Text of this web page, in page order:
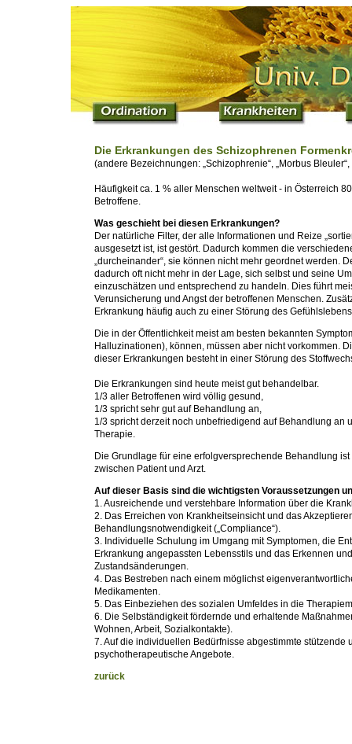
Die Erkrankungen des Schizophrenen
(andere Bezeichnungen: „Schizophrenie“, „Morbus
Häufigkeit ca. 1 % aller Menschen weltweit - in Österreich
Betroffene.
Was geschieht bei diesen Erkrankungen?
Der natürliche Filter, der alle Informationen und Reize
ausgesetzt ist, ist gestört. Dadurch kommen die
„durcheinander“, sie können nicht mehr geordnet werden.
dadurch oft nicht mehr in der Lage, sich selbst und seine
einzuschätzen und entsprechend zu handeln. Dies führt
Verunsicherung und Angst der betroffenen Menschen.
Erkrankung häufig auch zu einer Störung des
Die in der Öffentlichkeit meist am besten bekannten
Halluzinationen), können, müssen aber nicht vorkommen.
dieser Erkrankungen besteht in einer Störung des
Die Erkrankungen sind heute meist gut behandelbar.
1/3 aller Betroffenen wird völlig gesund,
1/3 spricht sehr gut auf Behandlung an,
1/3 spricht derzeit noch unbefriedigend auf Behandlung an
Therapie.
Die Grundlage für eine erfolgversprechende Behandlung
zwischen Patient und Arzt.
Auf dieser Basis sind die wichtigsten Voraussetzungen
1. Ausreichende und verstehbare Information über die
2. Das Erreichen von Krankheitseinsicht und das
Behandlungsnotwendigkeit („Compliance“).
3. Individuelle Schulung im Umgang mit Symptomen, die
Erkrankung angepassten Lebensstils und das Erkennen
Zustandsänderungen.
4. Das Bestreben nach einem möglichst
Medikamenten.
5. Das Einbeziehen des sozialen Umfeldes in die
6. Die Selbständigkeit fördernde und erhaltende
Wohnen, Arbeit, Sozialkontakte).
7. Auf die individuellen Bedürfnisse abgestimmte stützende
psychotherapeutische Angebote.
zurück